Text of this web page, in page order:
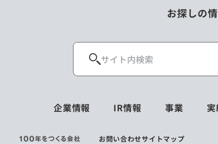
お探しの
企業情報 IR情報 事業
お問い合わせサイトマップ